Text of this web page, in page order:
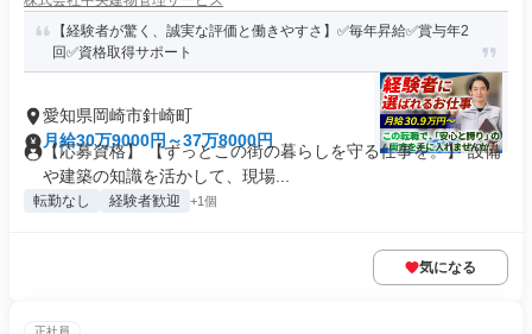
【経験者が驚く、誠実な評価と働きやすさ】✅毎年昇給✅賞与年2
回✅資格取得サポート
愛知県岡崎市針崎町
月給30万9000円～37万8000円
【応募資格】 【ずっとこの街の暮らしを守る仕事を。】 設備
や建築の知識を活かして、現場...
転勤なし 経験者歓迎 +1個
気になる
正社員